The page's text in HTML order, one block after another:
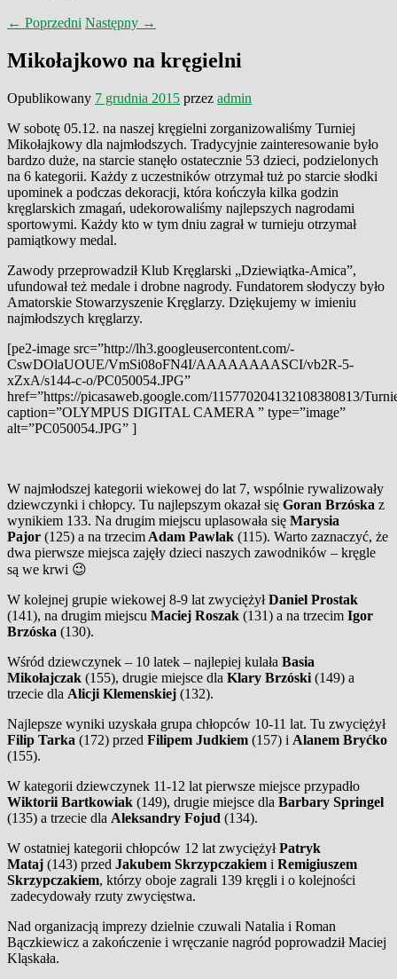
← Poprzedni Następny →
Mikołajkowo na kręgielni
Opublikowany 7 grudnia 2015 przez admin
W sobotę 05.12. na naszej kręgielni zorganizowaliśmy Turniej
Mikołajkowy dla najmłodszych. Tradycyjnie zainteresowanie było
bardzo duże, na starcie stanęło ostatecznie 53 dzieci, podzielonych
na 6 kategorii. Każdy z uczestników otrzymał tuż po starcie słodki
upominek a podczas dekoracji, która kończyła kilka godzin
kręglarskich zmagań, udekorowaliśmy najlepszych nagrodami
sportowymi. Każdy kto w tym dniu zagrał w turnieju otrzymał
pamiątkowy medal.
Zawody przeprowadził Klub Kręglarski „Dziewiątka-Amica”,
ufundował też medale i drobne nagrody. Fundatorem słodyczy było
Amatorskie Stowarzyszenie Kręglarzy. Dziękujemy w imieniu
najmłodszych kręglarzy.
[pe2-image src=”http://lh3.googleusercontent.com/-
CswDOlaUOUE/VmSi08oFN4I/AAAAAAAASCI/vb2R-5-
xZxA/s144-c-o/PC050054.JPG”
href=”https://picasaweb.google.com/115770204132108380813/
caption=”OLYMPUS DIGITAL CAMERA ” type=”image”
alt=”PC050054.JPG” ]
W najmłodszej kategorii wiekowej do lat 7, wspólnie rywalizowały
dziewczynki i chłopcy. Tu najlepszym okazał się Goran Brzóska z
wynikiem 133. Na drugim miejscu uplasowała się Marysia
Pajor (125) a na trzecim Adam Pawlak (115). Warto zaznaczyć, że
dwa pierwsze miejsca zajęły dzieci naszych zawodników – kręgle
są we krwi 😉
W kolejnej grupie wiekowej 8-9 lat zwyciężyłDaniel Prostak
(141), na drugim miejscu Maciej Roszak (131) a na trzecim Igor
Brzóska (130).
Wśród dziewczynek – 10 latek – najlepiej kulała Basia
Mikołajczak (155), drugie miejsce dla Klary Brzóski (149) a
trzecie dla Alicji Klemenskiej (132).
Najlepsze wyniki uzyskała grupa chłopców 10-11 lat. Tu zwyciężył
Filip Tarka (172) przed Filipem Judkiem (157) i Alanem Bryćko
(155).
W kategorii dziewczynek 11-12 lat pierwsze miejsce przypadło
Wiktorii Bartkowiak (149), drugie miejsce dla Barbary Springel
(135) a trzecie dla Aleksandry Fojud (134).
W ostatniej kategorii chłopców 12 lat zwyciężyłPatryk
Mataj (143) przed Jakubem Skrzypczakiem i Remigiuszem
Skrzypczakiem, którzy oboje zagrali 139 kręgli i o kolejności
zadecydowały rzuty zwycięstwa.
Nad organizacją imprezy dzielnie czuwali Natalia i Roman
Bączkiewicz a zakończenie i wręczanie nagród poprowadził Maciej
Kląskała.